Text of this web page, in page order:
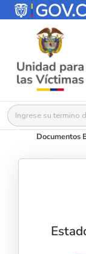
Buscar:
Documentos